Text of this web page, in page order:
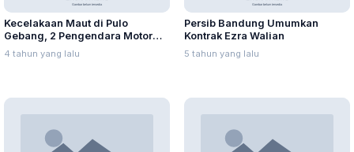
Kecelakaan Maut di Pulo
Gebang, 2 Pengendara Motor
Tewas
4 tahun yang lalu
Persib Bandung Umumkan
Kontrak Ezra Walian
5 tahun yang lalu